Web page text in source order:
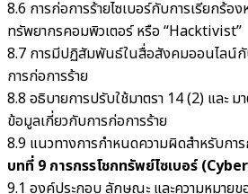
8.6 การก่อการร้ายไซเบอร์กับการเรียกร้
ทรัพยากรคอมพิวเตอร์ หรือ “Hacktivist”
8.7 การมีปฏิสัมพันธ์ในสื่อสังคมออนไลน์
การก่อการร้าย
8.8 อธิบายการปรับใช้มาตรา 14 (2) และ ม
ข้อมูลเกี่ยวกับการก่อการร้าย
8.9 แนวทางการกำหนดความผิดสำหรับการ
บทที่ 9 การกรรโชกทรัพย์ไซเบอร์
9.1 องค์ประกอบ ลักษณะ และความหมาย